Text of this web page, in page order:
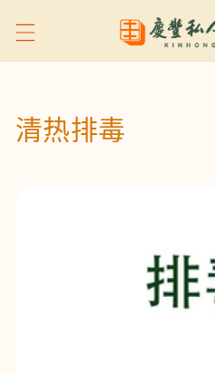
容
收
清热排毒